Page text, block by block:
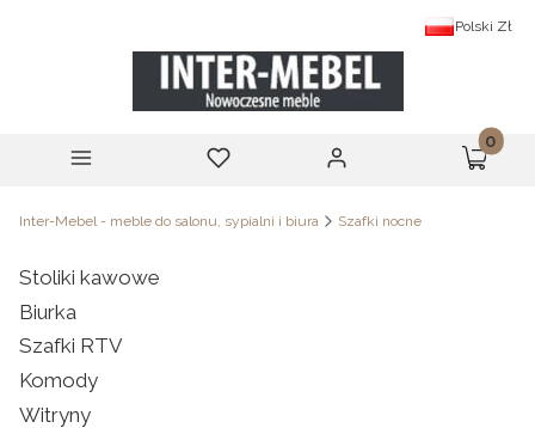
Polski Zł
Menu Ulubione Zaloguj się Koszyk
Inter-Mebel - meble do salonu, sypialni i biura Szafki nocne
Stoliki kawowe
Biurka
Szafki RTV
Komody
Witryny